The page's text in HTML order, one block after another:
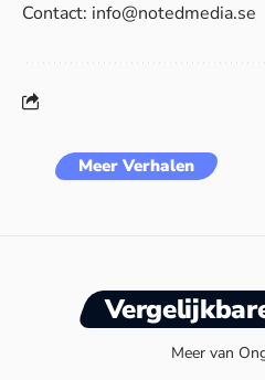
Contact: info@notedmedia.se
Meer Verhalen
Meer van